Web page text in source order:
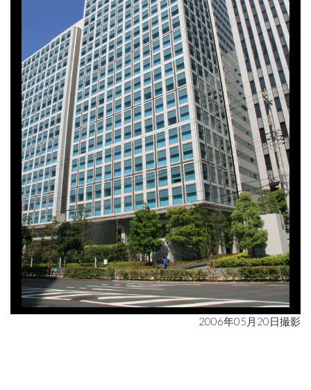
2006年05月20日撮影